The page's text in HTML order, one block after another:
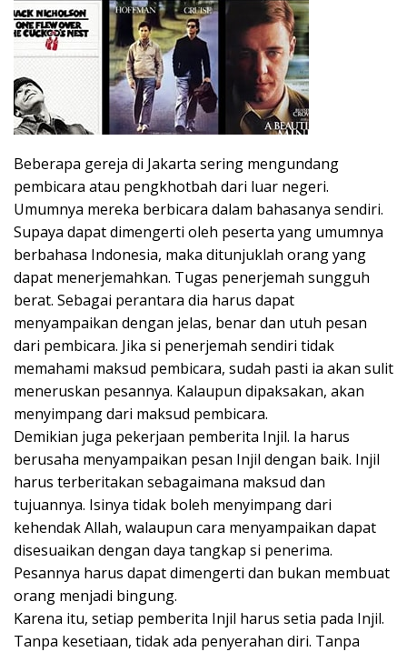
Beberapa gereja di Jakarta sering mengundang
pembicara atau pengkhotbah dari luar negeri.
Umumnya mereka berbicara dalam bahasanya sendiri.
Supaya dapat dimengerti oleh peserta yang umumnya
berbahasa Indonesia, maka ditunjuklah orang yang
dapat menerjemahkan. Tugas penerjemah sungguh
berat. Sebagai perantara dia harus dapat
menyampaikan dengan jelas, benar dan utuh pesan
dari pembicara. Jika si penerjemah sendiri tidak
memahami maksud pembicara, sudah pasti ia akan sulit
meneruskan pesannya. Kalaupun dipaksakan, akan
menyimpang dari maksud pembicara.
Demikian juga pekerjaan pemberita Injil. Ia harus
berusaha menyampaikan pesan Injil dengan baik. Injil
harus terberitakan sebagaimana maksud dan
tujuannya. Isinya tidak boleh menyimpang dari
kehendak Allah, walaupun cara menyampaikan dapat
disesuaikan dengan daya tangkap si penerima.
Pesannya harus dapat dimengerti dan bukan membuat
orang menjadi bingung.
Karena itu, setiap pemberita Injil harus setia pada Injil.
Tanpa kesetiaan, tidak ada penyerahan diri. Tanpa